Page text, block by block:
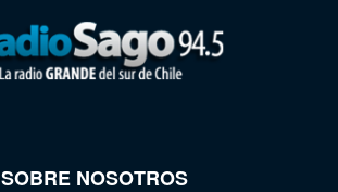
SOBRE NOSOTROS